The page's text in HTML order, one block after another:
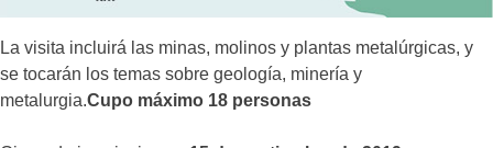
La visita incluirá las minas, molinos y plantas metalúrgicas, y
se tocarán los temas sobre geología, minería y
metalurgia.Cupo máximo 18 personas